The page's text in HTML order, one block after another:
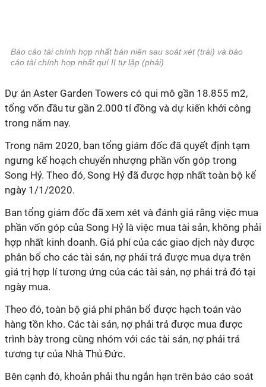
Báo cáo tài chính hợp nhất bán niên sau soát xét (trái) và báo
cáo tài chính hợp nhất quí II tự lập (phải)
Dự án Aster Garden Towers có qui mô gần 18.855 m2,
tổng vốn đầu tư gần 2.000 tỉ đồng và dự kiến khởi công
trong năm nay.
Trong năm 2020, ban tổng giám đốc đã quyết định tạm
ngưng kế hoạch chuyển nhượng phần vốn góp trong
Song Hỷ. Theo đó, Song Hỷ đã được hợp nhất toàn bộ kể
ngày 1/1/2020.
Ban tổng giám đốc đã xem xét và đánh giá rằng việc mua
phần vốn góp của Song Hỷ là việc mua tài sản, không phải
hợp nhất kinh doanh. Giá phí của các giao dịch này được
phân bổ cho các tài sản, nợ phải trả được mua dựa trên
giá trị hợp lí tương ứng của các tài sản, nợ phải trả đó tại
ngày mua.
Theo đó, toàn bộ giá phí phân bổ được hạch toán vào
hàng tồn kho. Các tài sản, nợ phải trả được mua được
trình bày trong cùng nhóm với các tài sản, nợ phải trả
tương tự của Nhà Thủ Đức.
Bên cạnh đó, khoản phải thu ngắn hạn trên báo cáo soát